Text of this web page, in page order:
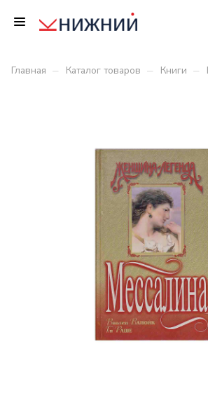
Главная – Каталог товаров – Книги –